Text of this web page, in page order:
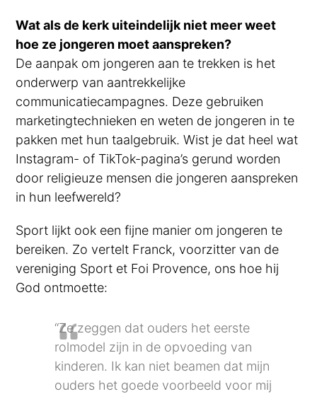
Wat als de kerk uiteindelijk niet meer weet
hoe ze jongeren moet aanspreken?
De aanpak om jongeren aan te trekken is het
onderwerp van aantrekkelijke
communicatiecampagnes. Deze gebruiken
marketingtechnieken en weten de jongeren in te
pakken met hun taalgebruik. Wist je dat heel wat
Instagram- of TikTok-pagina’s gerund worden
door religieuze mensen die jongeren aanspreken
in hun leefwereld?
Sport lijkt ook een fijne manier om jongeren te
bereiken. Zo vertelt Franck, voorzitter van de
vereniging Sport et Foi Provence, ons hoe hij
God ontmoette:
“Ze zeggen dat ouders het eerste
rolmodel zijn in de opvoeding van
kinderen. Ik kan niet beamen dat mijn
ouders het goede voorbeeld voor mij